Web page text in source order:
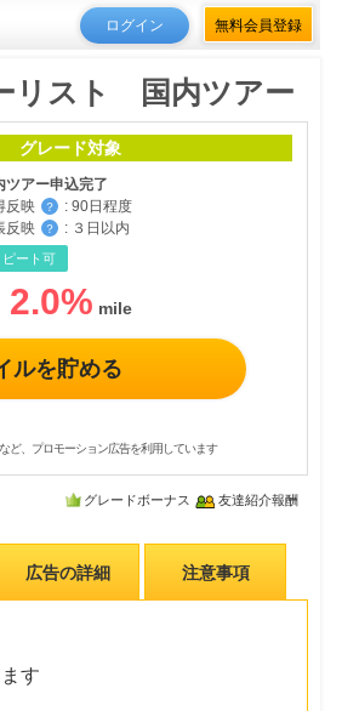
ログイン 無料会員登録
リスト 国内ツアー
グレード対象
ツアー申込完了
反映
？ : 90日程度
反映
？ : ３日以内
ピート可
2.0%
ルを貯める
ど、プロモーション広告を利用しています
グレードボーナス 友達紹介報酬
広告の詳細 注意事項
す